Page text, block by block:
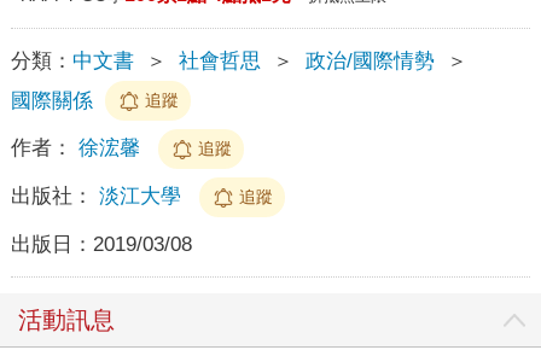
分類： 中文書 ＞ 社會哲思 ＞ 政治/國際情勢
＞
國際關係
追蹤
作者： 徐浤馨 追蹤
出版社： 淡江大學 追蹤
出版日： 2019/03/08
活動訊息